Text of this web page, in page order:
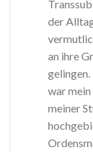
der
an ihre
war
meiner